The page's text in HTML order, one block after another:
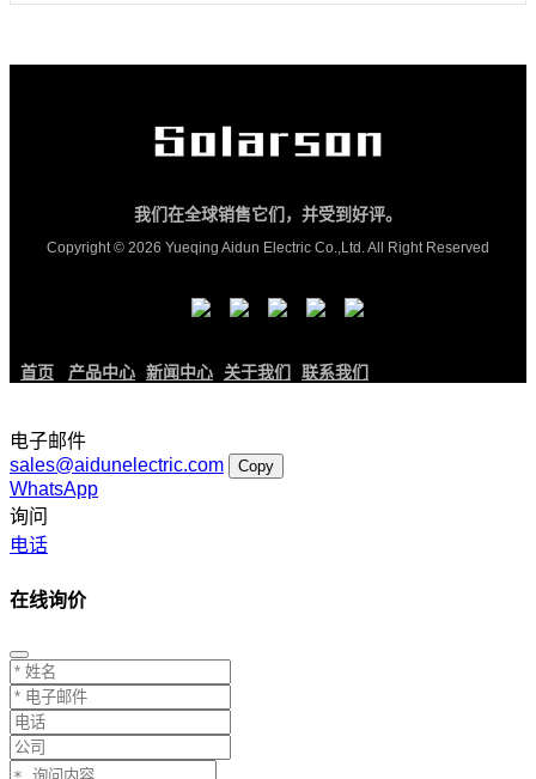
我们在全球销售它们，并受到好评。
Copyright © 2026 Yueqing Aidun Electric Co.,Ltd. All Right Reserved
首页 产品中心 新闻中心 关于我们 联系我们
电子邮件
sales@aidunelectric.com
Copy
WhatsApp
询问
电话
在线询价